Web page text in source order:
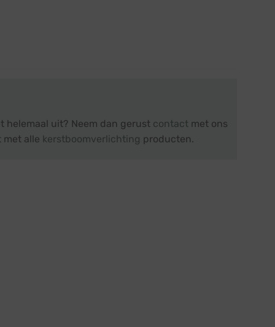
helemaal uit? Neem dan gerust contact met ons
met alle kerstboomverlichting producten.